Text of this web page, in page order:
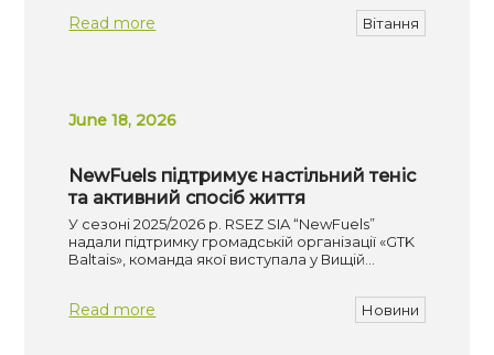
Read more Вітання
June 18, 2026
NewFuels підтримує настільний теніс
та активний спосіб життя
У сезоні 2025/2026 р. RSEZ SIA “NewFuels”
надали підтримку громадській організації «GTK
Baltais», команда якої виступала у Вищій…
Read more Новини